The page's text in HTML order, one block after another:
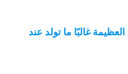
العظيمة غالبًا ما تولد عند